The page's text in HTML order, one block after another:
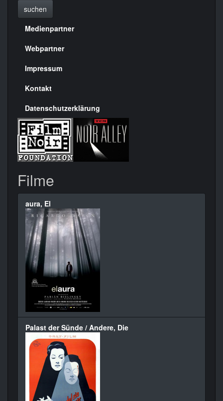
suchen
Menülinks
rechte
Seite
Medienpartner
Webpartner
Impressum
Kontakt
Datenschutzerklärung
Filme
aura, El
Palast der Sünde / Andere, Die